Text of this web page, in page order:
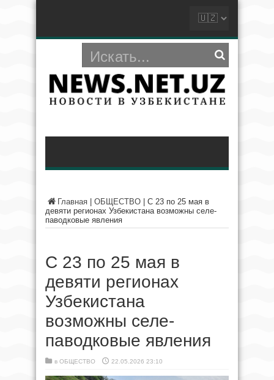
Главная ОБЩЕСТВО
С 23 по 25 мая в
девяти регионах Узбекистана возможны селе-
паводковые явления
С 23 по 25 мая в
девяти регионах
Узбекистана
возможны селе-
паводковые явления
в ОБЩЕСТВО 22.05.2026 23:10